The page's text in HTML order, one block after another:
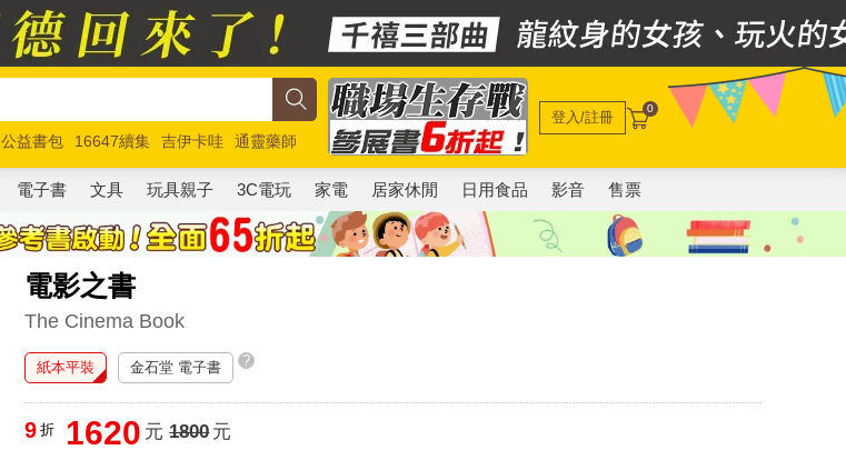
公益書包 16647續集 吉伊卡哇
通靈藥師
玩具總動員5 超慢跑
登入/註冊 0
電子書 文具 玩具親子 3C電玩 家電 居家休閒 日用食品 影音 售票
電影之書
The Cinema Book
紙本平裝 金石堂 電子書 ?
9 折 1620 元 1800元